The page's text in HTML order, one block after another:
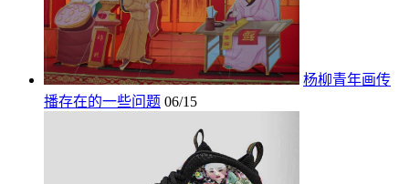
杨柳青年画传
播存在的一些问题 06/15